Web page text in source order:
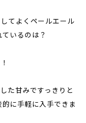
てよくペールエール
いるのは？
た甘みですっきりと
に手軽に入手できま